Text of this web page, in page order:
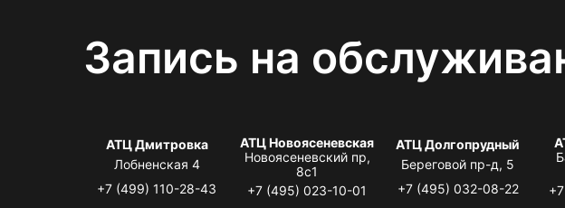
Запись на
АТЦ Дмитровка
Лобненская 4
+7 (499) 110-28-43
АТЦ Новоясеневская
Новоясеневский пр,
8с1
+7 (495) 023-10-01
АТЦ Долгопрудный
Береговой пр-д, 5
+7 (495) 032-08-22